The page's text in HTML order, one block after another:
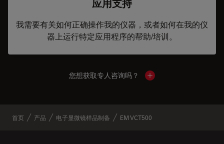
应用支持
我需要有关如何正确操作我的仪器，或者如何在我的仪
器上运行特定应用程序的帮助/培训。
您想获取专人咨询吗？ Show local contacts
首页 产品 电子显微镜样品制备 EM VCT500